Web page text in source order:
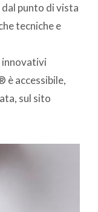
punto di vista
tecniche e
innovativi
è accessibile,
sul sito